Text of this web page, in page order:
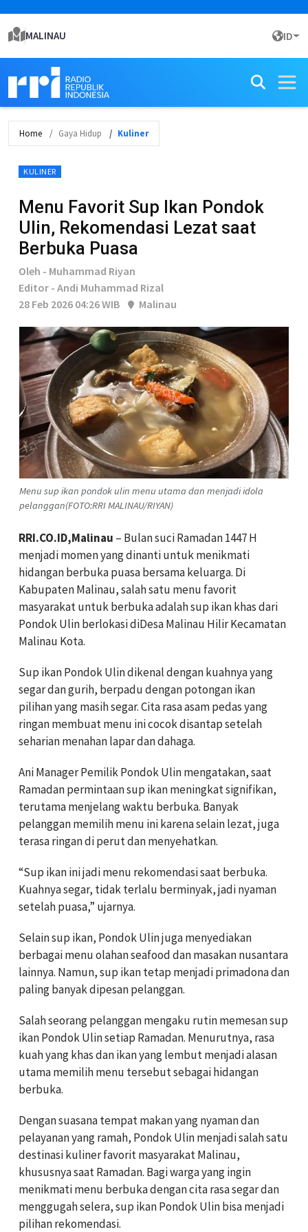
MALINAU ID
Home Gaya Hidup Kuliner
KULINER
Menu Favorit Sup Ikan Pondok
Ulin, Rekomendasi Lezat saat
Berbuka Puasa
Oleh - Muhammad Riyan
Editor - Andi Muhammad Rizal
28 Feb 2026 04:26 WIB
Malinau
Menu sup ikan pondok ulin menu utama dan menjadi idola
pelanggan(FOTO:RRI MALINAU/RIYAN)
RRI.CO.ID,Malinau – Bulan suci Ramadan 1447 H
menjadi momen yang dinanti untuk menikmati
hidangan berbuka puasa bersama keluarga. Di
Kabupaten Malinau, salah satu menu favorit
masyarakat untuk berbuka adalah sup ikan khas dari
Pondok Ulin berlokasi diDesa Malinau Hilir Kecamatan
Malinau Kota.
Sup ikan Pondok Ulin dikenal dengan kuahnya yang
segar dan gurih, berpadu dengan potongan ikan
pilihan yang masih segar. Cita rasa asam pedas yang
ringan membuat menu ini cocok disantap setelah
seharian menahan lapar dan dahaga.
Ani Manager Pemilik Pondok Ulin mengatakan, saat
Ramadan permintaan sup ikan meningkat signifikan,
terutama menjelang waktu berbuka. Banyak
pelanggan memilih menu ini karena selain lezat, juga
terasa ringan di perut dan menyehatkan.
“Sup ikan ini jadi menu rekomendasi saat berbuka.
Kuahnya segar, tidak terlalu berminyak, jadi nyaman
setelah puasa,” ujarnya.
Selain sup ikan, Pondok Ulin juga menyediakan
berbagai menu olahan seafood dan masakan nusantara
lainnya. Namun, sup ikan tetap menjadi primadona dan
paling banyak dipesan pelanggan.
Salah seorang pelanggan mengaku rutin memesan sup
ikan Pondok Ulin setiap Ramadan. Menurutnya, rasa
kuah yang khas dan ikan yang lembut menjadi alasan
utama memilih menu tersebut sebagai hidangan
berbuka.
Dengan suasana tempat makan yang nyaman dan
pelayanan yang ramah, Pondok Ulin menjadi salah satu
destinasi kuliner favorit masyarakat Malinau,
khususnya saat Ramadan. Bagi warga yang ingin
menikmati menu berbuka dengan cita rasa segar dan
menggugah selera, sup ikan Pondok Ulin bisa menjadi
pilihan rekomendasi.